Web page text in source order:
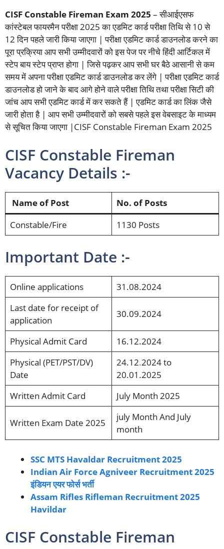
CISF Constable Fireman Exam 2025 – सीआईएसफ
कांस्टेबल फायरमैन परीक्षा 2025 का एडमिट कार्ड परीक्षा तिथि से 10 से
12 दिन पहले जारी किया जाएगा | परीक्षा एडमिट कार्ड डाउनलोड करने का
पूरा प्रक्रिया आप सभी उम्मीदवारों को इस पेज पर नीचे हिंदी आर्टिकल में
स्टेप बाय स्टेप प्राप्त होगा | जिसे पढ़कर आप सभी घर बैठे आसानी से कम
समय में अपना परीक्षा एडमिट कार्ड डाउनलोड कर लेंगे | परीक्षा एडमिट कार्ड
डाउनलोड हो जाने के बाद आगे होने वाले परीक्षा तिथि तथा परीक्षा सिटी की
जांच आप सभी एडमिट कार्ड में कर सकते हैं | एडमिट कार्ड का लिंक जैसे
जारी होता है | आप सभी उम्मीदवारों को सबसे पहले इस वेबसाइट के माध्यम
से सूचित किया जाएगा |CISF Constable Fireman Exam 2025
CISF Constable Fireman
Vacancy Details :-
Name of Post
No. of Posts
Constable/Fire
1130 Posts
Important Date :-
Online applications
31.08.2024
Last date for receipt of
application
30.09.2024
Physical Admit Card
16.12.2024
Physical (PET/PST/DV)
Date
24.12.2024 to
20.01.2025
Written Admit Card
July Month 2025
Written Exam Date 2025
july Month And July
month
SSC MTS Havaldar Recruitment 2025
Indian Air Force Agniveer Recruitment 2025
इंडियन एयर फोर्स भर्ती
Assam Rifles Rifleman Recruitment 2025
Havildar
CISF Constable Fireman